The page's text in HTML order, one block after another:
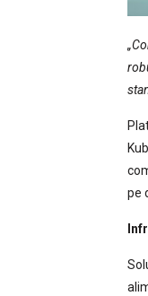
pe